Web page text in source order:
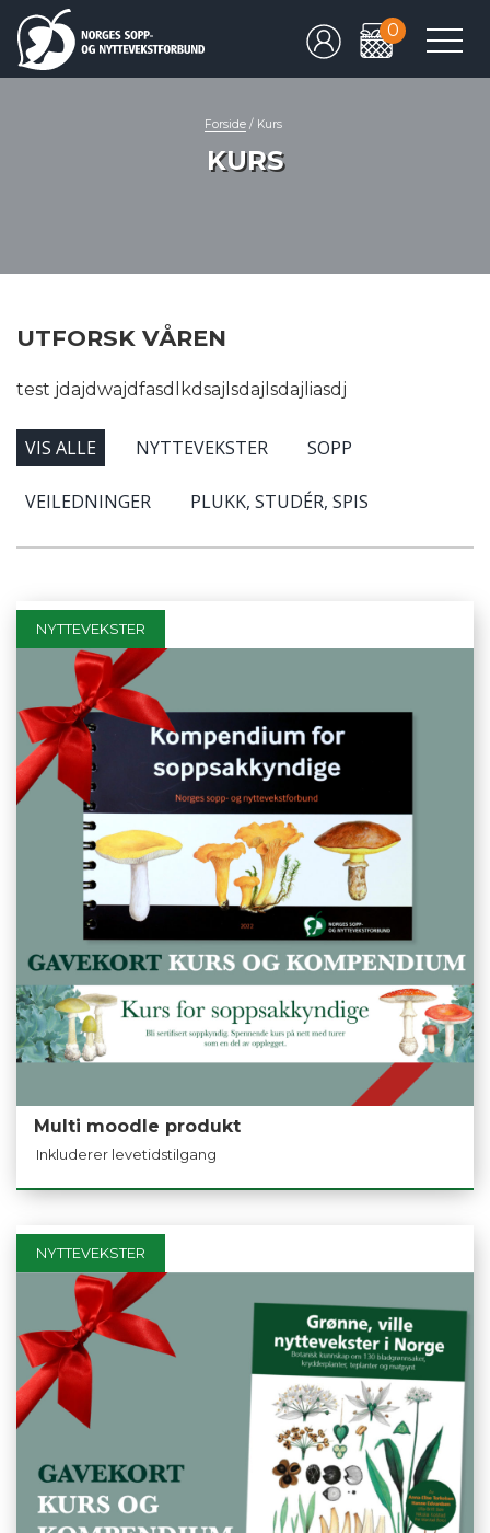
0
Forside / Kurs
KURS
UTFORSK VÅREN
test jdajdwajdfasdlkdsajlsdajlsdajliasdj
VIS ALLE NYTTEVEKSTER SOPP
VEILEDNINGER PLUKK, STUDÉR, SPIS
NYTTEVEKSTER
Multi moodle produkt
Inkluderer levetidstilgang
NYTTEVEKSTER